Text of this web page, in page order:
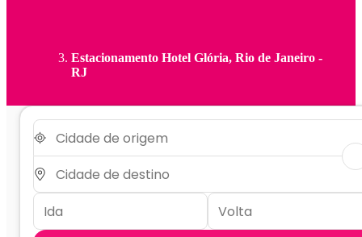
Estacionamento Hotel Glória, Rio de Janeiro -
RJ